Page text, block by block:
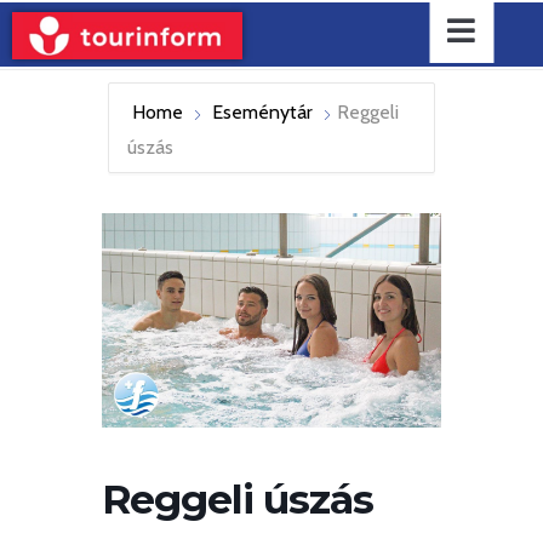
Home Eseménytár
Reggeli
úszás
Reggeli úszás